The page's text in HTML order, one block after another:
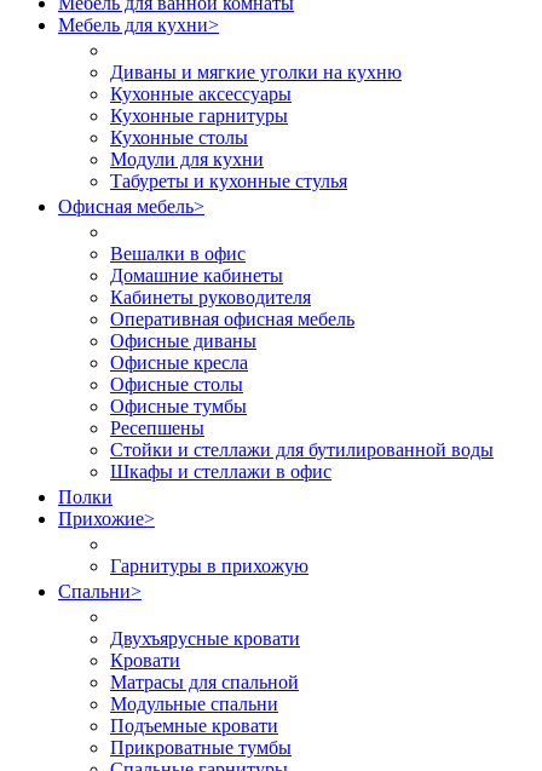
Мебель для кухни>
Диваны и мягкие уголки на кухню
Кухонные аксессуары
Кухонные гарнитуры
Кухонные столы
Модули для кухни
Табуреты и кухонные стулья
Офисная мебель>
Вешалки в офис
Домашние кабинеты
Кабинеты руководителя
Оперативная офисная мебель
Офисные диваны
Офисные кресла
Офисные столы
Офисные тумбы
Ресепшены
Стойки и стеллажи для бутилированной воды
Шкафы и стеллажи в офис
Полки
Прихожие>
Гарнитуры в прихожую
Спальни>
Двухъярусные кровати
Кровати
Матрасы для спальной
Модульные спальни
Подъемные кровати
Прикроватные тумбы